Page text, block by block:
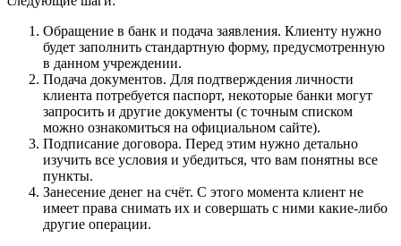
Обращение в банк и подача заявления. Клиенту нужно
будет заполнить стандартную форму, предусмотренную
в данном учреждении.
Подача документов. Для подтверждения личности
клиента потребуется паспорт, некоторые банки могут
запросить и другие документы (с точным списком
можно ознакомиться на официальном сайте).
Подписание договора. Перед этим нужно детально
изучить все условия и убедиться, что вам понятны все
пункты.
Занесение денег на счёт. С этого момента клиент не
имеет права снимать их и совершать с ними какие-либо
другие операции.